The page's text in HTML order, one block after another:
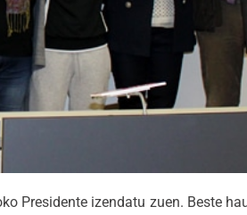
Presidente izendatu zuen. Beste